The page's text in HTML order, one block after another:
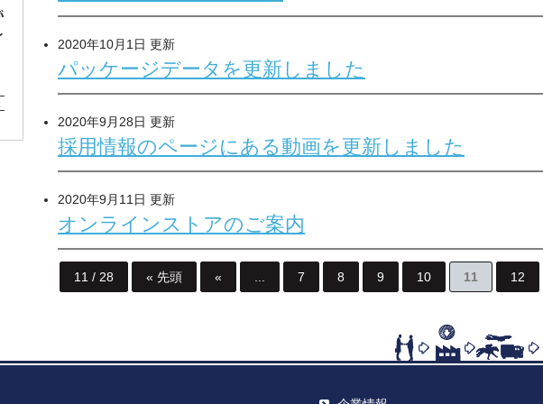
2020年10月1日 更新
パッケージデータを更新しました
2020年9月28日 更新
採用情報のページにある動画を更新しました
2020年9月11日 更新
オンラインストアのご案内
11 / 28 « 先頭 « 7 8 9 10 11 12